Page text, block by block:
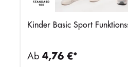
Kinder Basic Sport
Ab 4,76 €*